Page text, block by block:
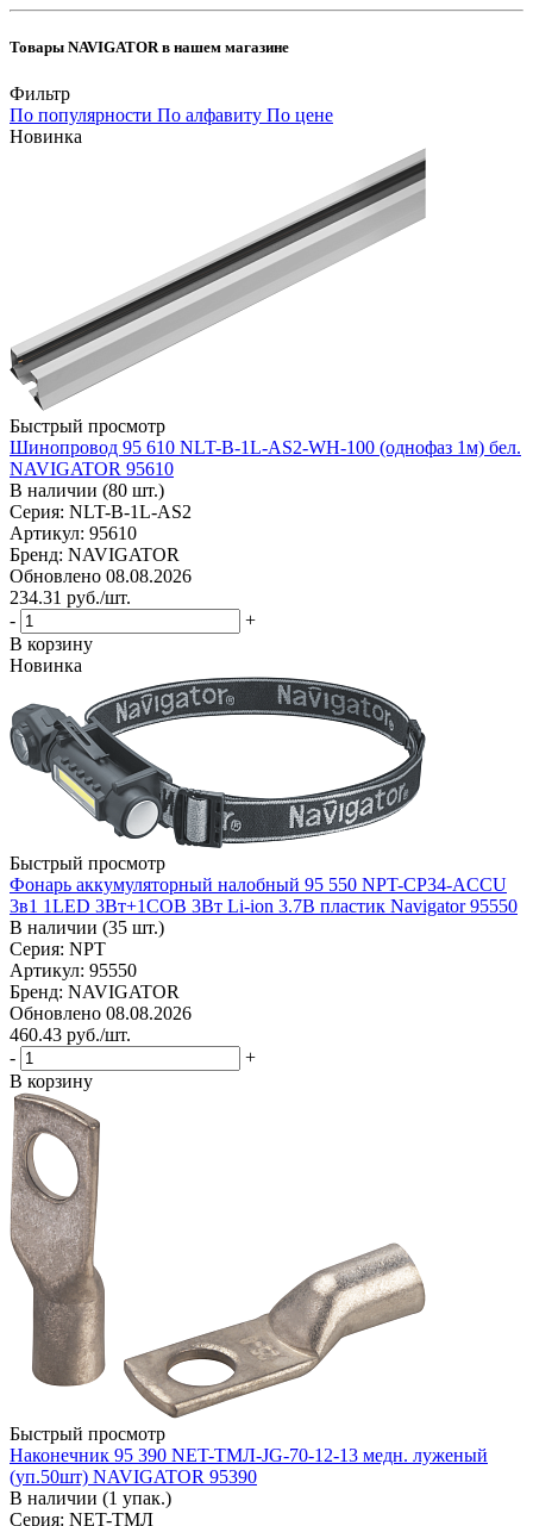
Товары NAVIGATOR в нашем магазине
Фильтр
По популярности По алфавиту По цене
Новинка
Быстрый просмотр
Шинопровод 95 610 NLT-B-1L-AS2-WH-100 (однофаз 1м) бел.
NAVIGATOR 95610
В наличии (80 шт.)
Серия: NLT-B-1L-AS2
Артикул: 95610
Бренд: NAVIGATOR
Обновлено 08.08.2026
234.31 руб./шт.
-
+
В корзину
Новинка
Быстрый просмотр
Фонарь аккумуляторный налобный 95 550 NPT-CP34-ACCU
3в1 1LED 3Вт+1СОВ 3Вт Li-ion 3.7В пластик Navigator 95550
В наличии (35 шт.)
Серия: NPT
Артикул: 95550
Бренд: NAVIGATOR
Обновлено 08.08.2026
460.43 руб./шт.
-
+
В корзину
Быстрый просмотр
Наконечник 95 390 NET-ТМЛ-JG-70-12-13 медн. луженый
(уп.50шт) NAVIGATOR 95390
В наличии (1 упак.)
Серия: NET-ТМЛ